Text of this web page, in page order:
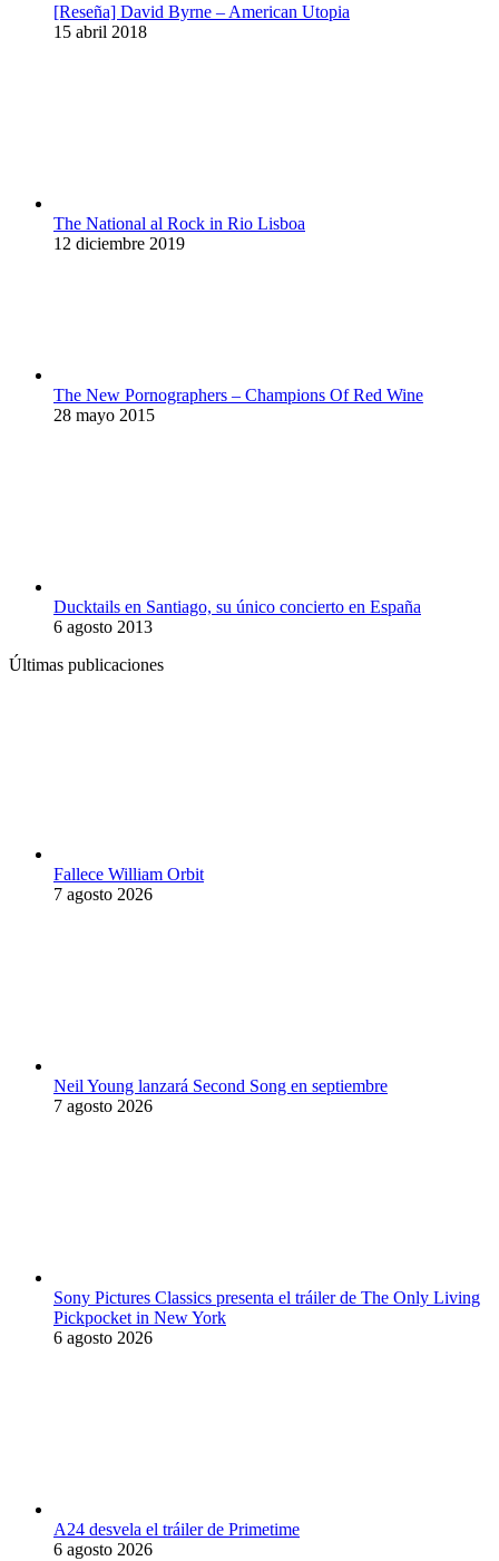
[Reseña] David Byrne – American Utopia
15 abril 2018
The National al Rock in Rio Lisboa
12 diciembre 2019
The New Pornographers – Champions Of Red Wine
28 mayo 2015
Ducktails en Santiago, su único concierto en España
6 agosto 2013
Últimas publicaciones
Fallece William Orbit
7 agosto 2026
Neil Young lanzará Second Song en septiembre
7 agosto 2026
Sony Pictures Classics presenta el tráiler de The Only Living
Pickpocket in New York
6 agosto 2026
A24 desvela el tráiler de Primetime
6 agosto 2026